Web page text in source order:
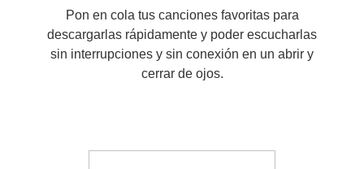
Pon en cola tus canciones favoritas para
descargarlas rápidamente y poder escucharlas
sin interrupciones y sin conexión en un abrir y
cerrar de ojos.